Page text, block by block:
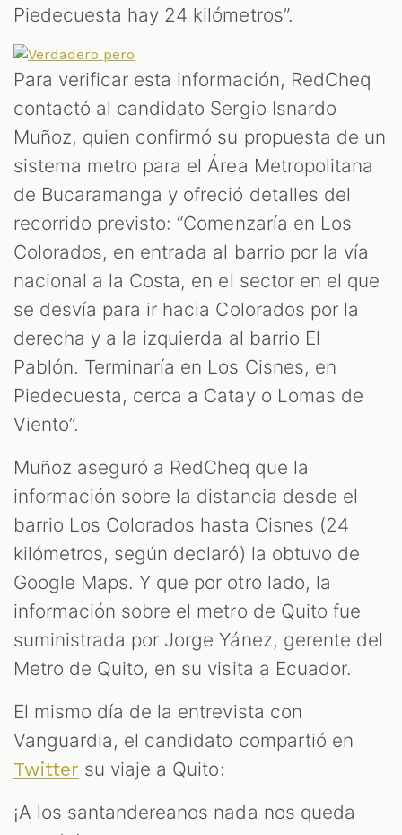
Piedecuesta hay 24 kilómetros”.
Para verificar esta información, RedCheq
contactó al candidato Sergio Isnardo
Muñoz, quien confirmó su propuesta de un
sistema metro para el Área Metropolitana
de Bucaramanga y ofreció detalles del
recorrido previsto: “Comenzaría en Los
Colorados, en entrada al barrio por la vía
nacional a la Costa, en el sector en el que
se desvía para ir hacia Colorados por la
derecha y a la izquierda al barrio El
Pablón. Terminaría en Los Cisnes, en
Piedecuesta, cerca a Catay o Lomas de
Viento”.
Muñoz aseguró a RedCheq que la
información sobre la distancia desde el
barrio Los Colorados hasta Cisnes (24
kilómetros, según declaró) la obtuvo de
Google Maps. Y que por otro lado, la
información sobre el metro de Quito fue
suministrada por Jorge Yánez, gerente del
Metro de Quito, en su visita a Ecuador.
El mismo día de la entrevista con
Vanguardia, el candidato compartió en
Twitter su viaje a Quito:
¡A los santandereanos nada nos queda